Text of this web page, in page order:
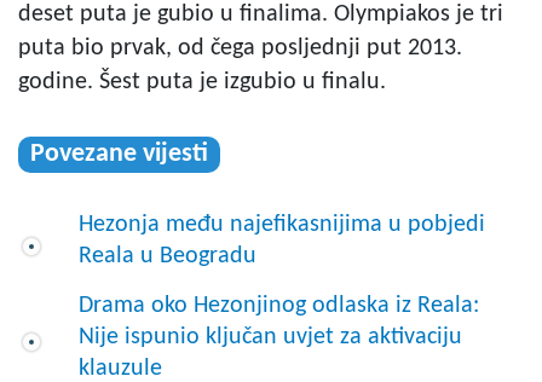
deset puta je gubio u finalima. Olympiakos je tri
puta bio prvak, od čega posljednji put 2013.
godine. Šest puta je izgubio u finalu.
Povezane vijesti
Hezonja među najefikasnijima u pobjedi
Reala u Beogradu
Drama oko Hezonjinog odlaska iz Reala:
Nije ispunio ključan uvjet za aktivaciju
klauzule